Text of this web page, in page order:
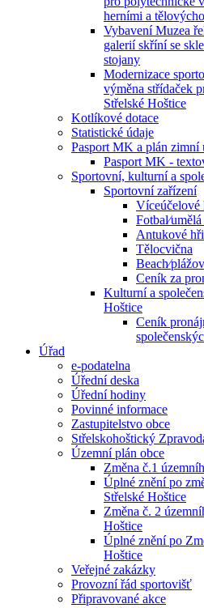
herními a
Vybavení Muzea
galerií skříní se
stojany
Modernizace
výměna střídaček
Střelské Hoštice
Kotlíkové dotace
Statistické údaje
Pasport MK a plán zimní
Pasport MK -
Sportovní, kulturní a
Sportovní zařízení
Víceúčelové
Antukové
Tělocvična
Ceník za
Kulturní a
Hoštice
Ceník
Úřad
e-podatelna
Úřední deska
Úřední hodiny
Povinné informace
Zastupitelstvo obce
Střelskohoštický
Územní plán obce
Změna č.1
Úplné znění po
Střelské Hoštice
Změna č. 2
Hoštice
Úplné znění po
Hoštice
Veřejné zakázky
Provozní řád sportovišť
Připravované akce